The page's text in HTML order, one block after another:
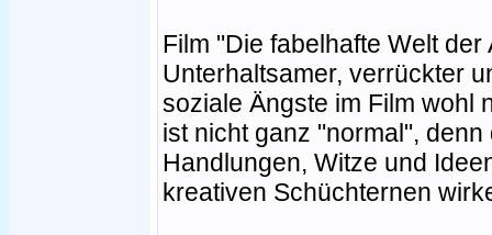
Film "Die fabelhafte Welt der
Unterhaltsamer, verrückter
soziale Ängste im Film wohl
ist nicht ganz "normal",
Handlungen, Witze und
kreativen Schüchternen